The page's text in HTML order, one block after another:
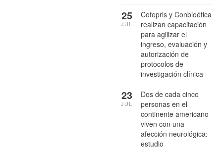
Cofepris y Conbioética
realizan capacitación
para agilizar el
ingreso, evaluación y
autorización de
protocolos de
investigación clínica
25
JUL
Dos de cada cinco
personas en el
continente americano
viven con una
afección neurológica:
estudio
23
JUL